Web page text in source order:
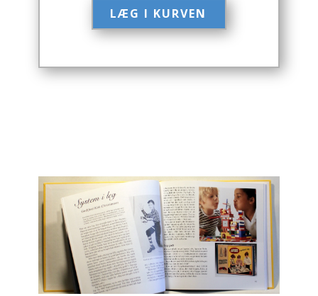
Computer / IT
Drikkevare / Øl / Vin
Europa
Fantasy / Sciencefiction
Filosofi
Håndarbejde
LÆG I KURVEN​